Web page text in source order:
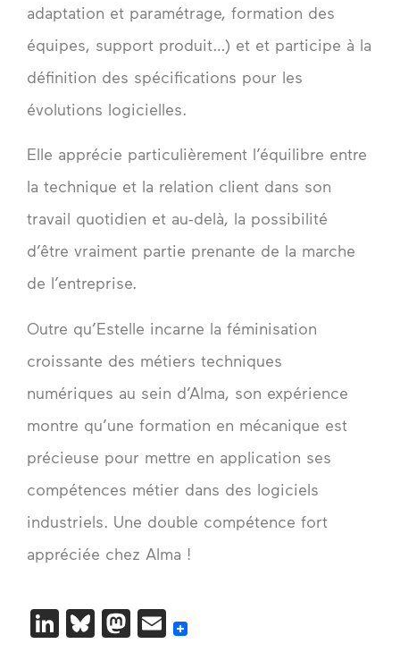
adaptation et paramétrage, formation des
équipes, support produit…) et et participe à la
définition des spécifications pour les
évolutions logicielles.
Elle apprécie particulièrement l’équilibre entre
la technique et la relation client dans son
travail quotidien et au-delà, la possibilité
d’être vraiment partie prenante de la marche
de l’entreprise.
Outre qu’Estelle incarne la féminisation
croissante des métiers techniques
numériques au sein d’Alma, son expérience
montre qu’une formation en mécanique est
précieuse pour mettre en application ses
compétences métier dans des logiciels
industriels. Une double compétence fort
appréciée chez Alma !
LinkedIn
Bluesky
Mastodon
Email